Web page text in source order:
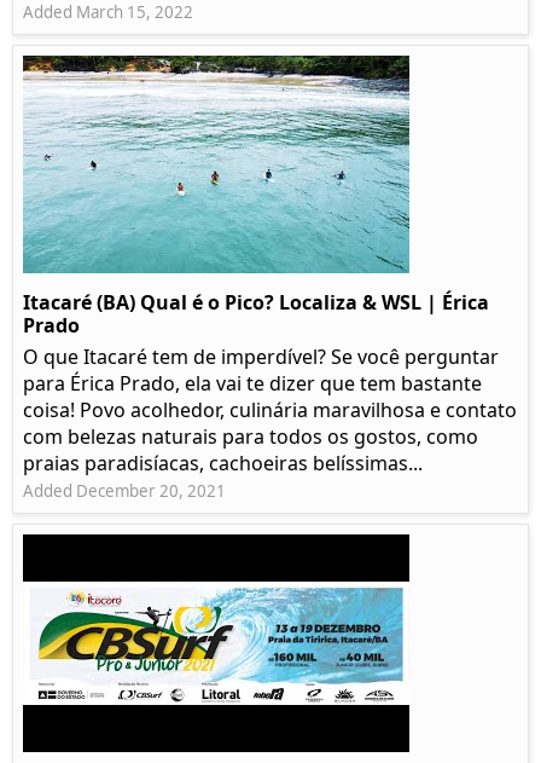
Added March 15, 2022
Itacaré (BA) Qual é o Pico? Localiza & WSL | Érica
Prado​
O que Itacaré tem de imperdível? Se você perguntar
para Érica Prado, ela vai te dizer que tem bastante
coisa!​ Povo acolhedor, culinária maravilhosa e contato
com belezas naturais para todos os gostos, como
praias paradisíacas, cachoeiras belíssimas...
Added December 20, 2021